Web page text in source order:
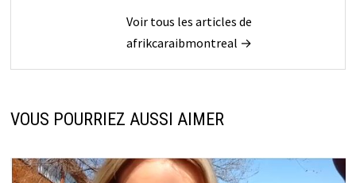
Voir tous les articles de
afrikcaraibmontreal →
VOUS POURRIEZ AUSSI AIMER